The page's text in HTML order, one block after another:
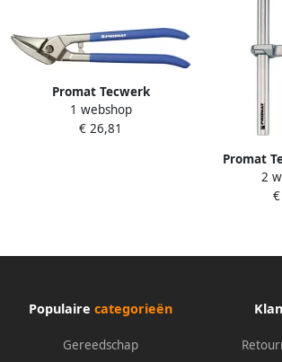
Promat Tecwerk
Ideaalplaatschaar | lengte
260 mm links | staal max. 0 8
1 webshop
€ 26,81
Promat
stalen
2
Populaire categorieën
Gereedschap